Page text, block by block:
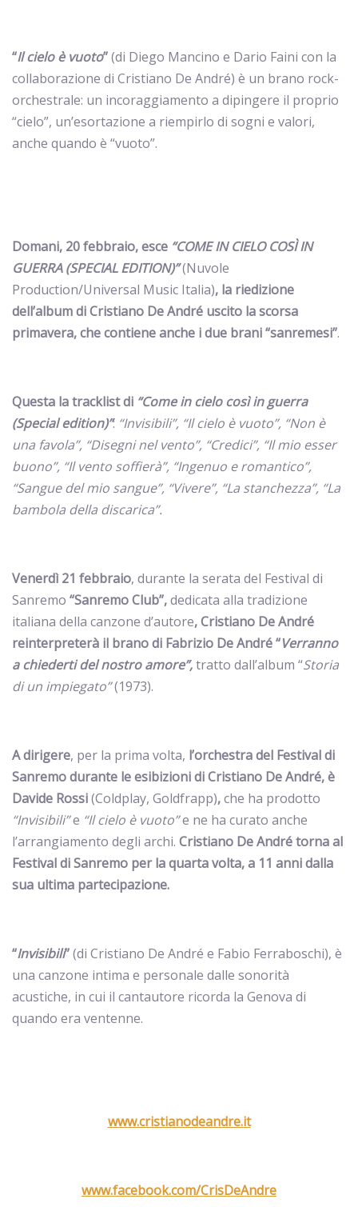
“Il cielo è vuoto”(di Diego Mancino e Dario Faini con la
collaborazione di Cristiano De André) è un brano rock-
orchestrale: un incoraggiamento a dipingere il proprio
“cielo”, un’esortazione a riempirlo di sogni e valori,
anche quando è “vuoto”.
Domani, 20 febbraio, esce “COME IN CIELO COSÌ IN
GUERRA (SPECIAL EDITION)”(Nuvole
Production/Universal Music Italia), la riedizione
dell’album di Cristiano De André uscito la scorsa
primavera, che contiene anche i due brani “sanremesi”.
Questa la tracklist di “Come in cielo così in guerra
(Special edition)”: “Invisibili”, “Il cielo è vuoto”, “Non è
una favola”, “Disegni nel vento”, “Credici”, “Il mio esser
buono”, “Il vento soffierà”, “Ingenuo e romantico”,
“Sangue del mio sangue”, “Vivere”, “La stanchezza”, “La
bambola della discarica”.
Venerdì 21 febbraio, durante la serata del Festival di
Sanremo “Sanremo Club”,dedicata alla tradizione
italiana della canzone d’autore, Cristiano De André
reinterpreterà il brano di Fabrizio De André “Verranno
a chiederti del nostro amore”,tratto dall’album “Storia
di un impiegato”(1973).
Adirigere, per la prima volta, l’orchestra del Festival di
Sanremo durante le esibizioni di Cristiano De André, è
Davide Rossi(Coldplay, Goldfrapp),che ha prodotto
“Invisibili”e “Il cielo è vuoto”e ne ha curato anche
l’arrangiamento degli archi. Cristiano De André torna al
Festival di Sanremo per la quarta volta, a 11 anni dalla
sua ultima partecipazione.
“Invisibili”(di Cristiano De André e Fabio Ferraboschi), è
una canzone intima e personale dalle sonorità
acustiche, in cui il cantautore ricorda la Genova di
quando era ventenne.
www.cristianodeandre.it
www.facebook.com/CrisDeAndre